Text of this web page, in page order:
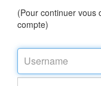
(Pour continuer vous
compte)